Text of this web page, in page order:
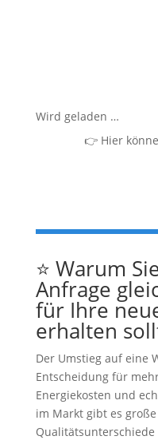
Wird geladen …
👉 Hier
⭐ Warum
Anfrage
für Ihre
erhalten
Der Umstieg auf eine
Entscheidung für
Energiekosten und
im Markt gibt es